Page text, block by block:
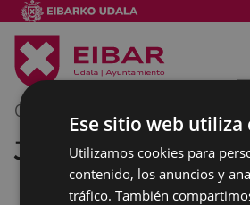
04/03/2022
Junta de gobierno
Ese sitio web utiliza
Utilizamos cookies para
contenido, los anuncios y
tráfico. También